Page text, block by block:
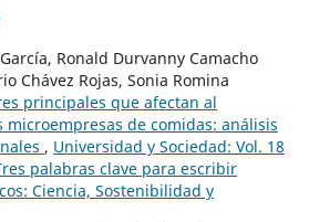
Ronald Durvanny Camacho
Chávez Rojas, Sonia Romina
principales que afectan al
microempresas de comidas: análisis
, Universidad y Sociedad: Vol. 18
palabras clave para escribir
Ciencia, Sostenibilidad y